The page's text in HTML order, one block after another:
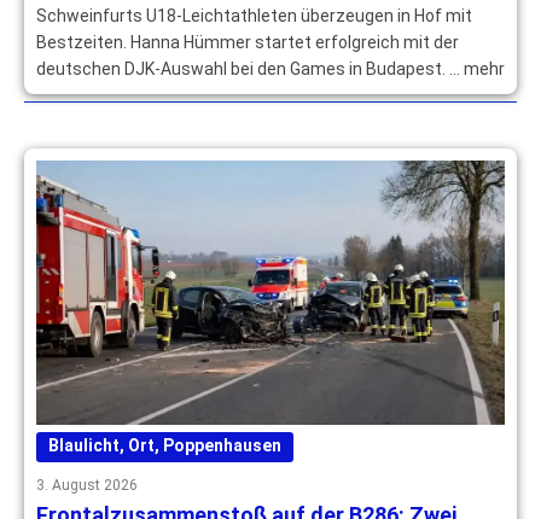
Schweinfurts U18-Leichtathleten überzeugen in Hof mit
Bestzeiten. Hanna Hümmer startet erfolgreich mit der
deutschen DJK-Auswahl bei den Games in Budapest. … mehr
Blaulicht, Ort, Poppenhausen
3. August 2026